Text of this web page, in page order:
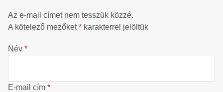
Az e-mail címet nem tesszük közzé.
A kötelező mezőket* karakterrel jelöltük
Név *
E-mail cím *